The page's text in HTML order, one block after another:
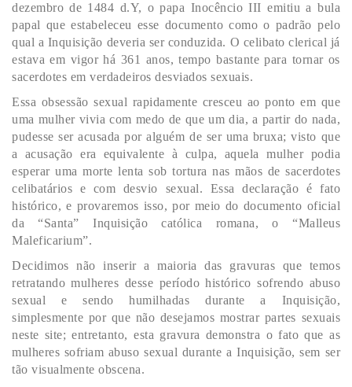
dezembro de 1484 d.Y, o papa Inocêncio III emitiu a bula
papal que estabeleceu esse documento como o padrão pelo
qual a Inquisição deveria ser conduzida. O celibato clerical já
estava em vigor há 361 anos, tempo bastante para tornar os
sacerdotes em verdadeiros desviados sexuais.
Essa obsessão sexual rapidamente cresceu ao ponto em que
uma mulher vivia com medo de que um dia, a partir do nada,
pudesse ser acusada por alguém de ser uma bruxa; visto que
a acusação era equivalente à culpa, aquela mulher podia
esperar uma morte lenta sob tortura nas mãos de sacerdotes
celibatários e com desvio sexual. Essa declaração é fato
histórico, e provaremos isso, por meio do documento oficial
da “Santa” Inquisição católica romana, o “Malleus
Maleficarium”.
Decidimos não inserir a maioria das gravuras que temos
retratando mulheres desse período histórico sofrendo abuso
sexual e sendo humilhadas durante a Inquisição,
simplesmente por que não desejamos mostrar partes sexuais
neste site; entretanto, esta gravura demonstra o fato que as
mulheres sofriam abuso sexual durante a Inquisição, sem ser
tão visualmente obscena.